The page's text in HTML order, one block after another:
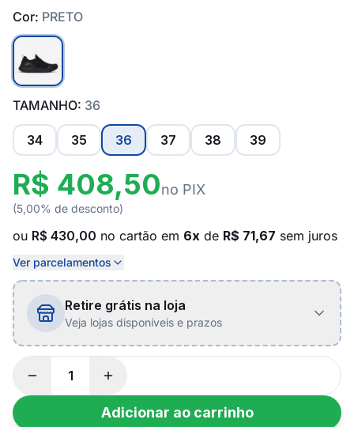
Cor: PRETO
TAMANHO: 36
34 35 36 37 38 39
R$ 408,50no PIX
(5,00% de desconto)
ou R$ 430,00 no cartão em 6x de R$ 71,67 sem juros
Ver parcelamentos
Retire grátis na loja
Veja lojas disponíveis e prazos
Adicionar ao carrinho